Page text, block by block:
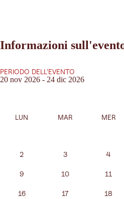
Informazioni
PERIODO DELL'EVENTO
20 nov 2026 - 24 dic 2026
LUN MAR MER
2 3 4
9 10 11
16 17 18